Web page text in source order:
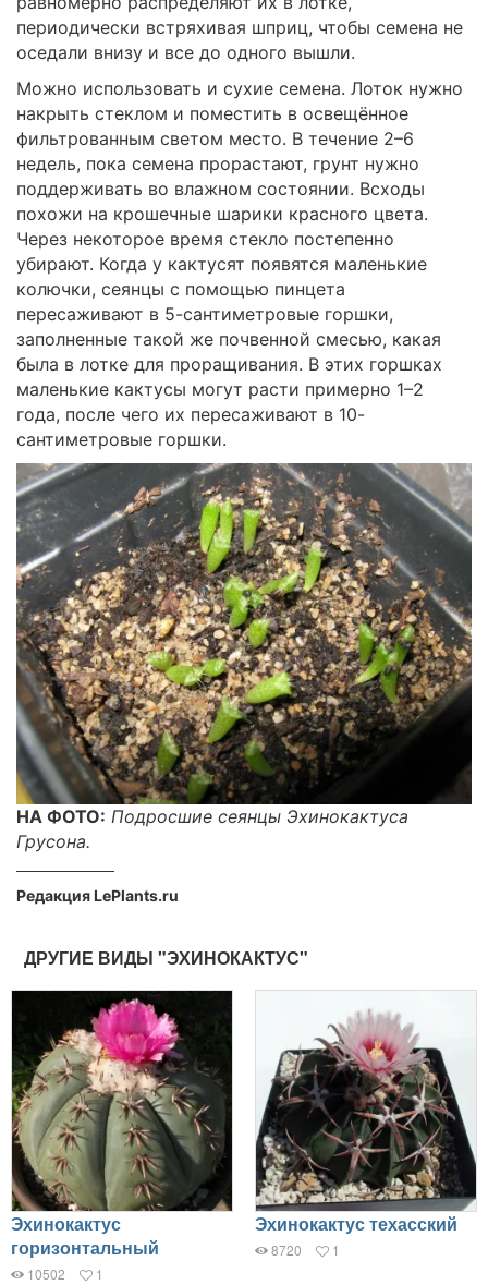
периодически встряхивая шприц, чтобы семена не
оседали внизу и все до одного вышли.
Можно использовать и сухие семена. Лоток нужно
накрыть стеклом и поместить в освещённое
фильтрованным светом место. В течение 2–6
недель, пока семена прорастают, грунт нужно
поддерживать во влажном состоянии. Всходы
похожи на крошечные шарики красного цвета.
Через некоторое время стекло постепенно
убирают. Когда у кактусят появятся маленькие
колючки, сеянцы с помощью пинцета
пересаживают в 5-сантиметровые горшки,
заполненные такой же почвенной смесью, какая
была в лотке для проращивания. В этих горшках
маленькие кактусы могут расти примерно 1–2
года, после чего их пересаживают в 10-
сантиметровые горшки.
НА ФОТО: Подросшие сеянцы Эхинокактуса
Грусона.
Редакция LePlants.ru
ДРУГИЕ ВИДЫ "ЭХИНОКАКТУС"
Эхинокактус
горизонтальный
10502 1
Эхинокактус техасский
8720 1